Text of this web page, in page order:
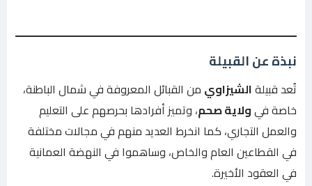
نبذة عن القبيلة
تُعد قبيلةالشيزاوي من القبائل المعروفة في شمال الباطنة،
خاصة فيولاية صحم، وتميز أفرادها بحرصهم على التعليم
والعمل التجاري، كما انخرط العديد منهم في مجالات مختلفة
في القطاعين العام والخاص، وساهموا في النهضة العمانية
في العقود الأخيرة.